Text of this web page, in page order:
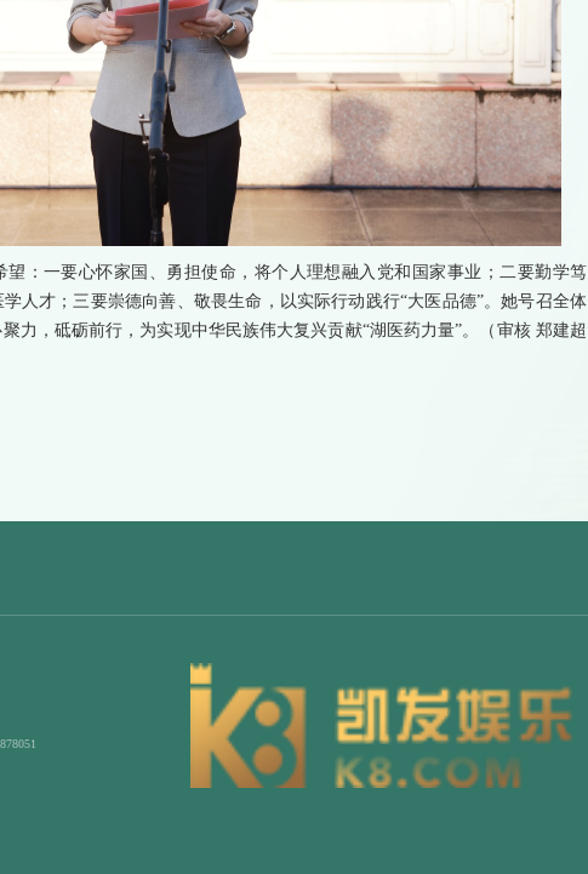
望：一要心怀家国、勇担使命，将个人理想融入党和国家事业；二要勤学笃
人才；三要崇德向善、敬畏生命，以实际行动践行“大医品德”。她号召全体
力，砥砺前行，为实现中华民族伟大复兴贡献“湖医药力量”。（审核 郑建超